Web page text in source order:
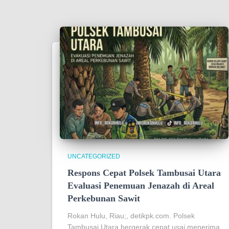
UNCATEGORIZED
Respons Cepat Polsek Tambusai Utara
Evaluasi Penemuan Jenazah di Areal
Perkebunan Sawit
Rokan Hulu, Riau;, detikpk.com. Polsek
Tambusai Utara bergerak cepat usai menerima